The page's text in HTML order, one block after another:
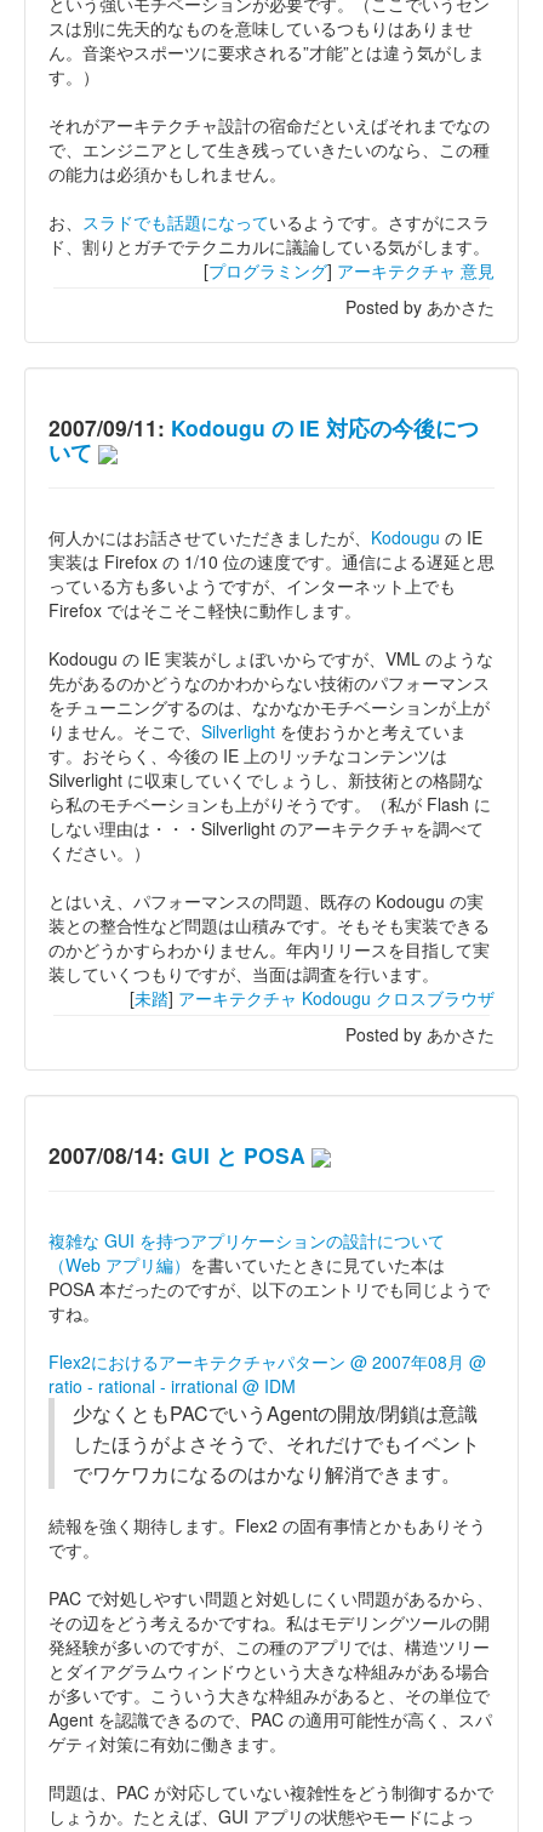
スは別に先天的なものを意味しているつもりはありませ
ん。音楽やスポーツに要求される”才能”とは違う気がしま
す。）
それがアーキテクチャ設計の宿命だといえばそれまでなの
で、エンジニアとして生き残っていきたいのなら、この種
の能力は必須かもしれません。
お、 スラドでも話題になっているようです。さすがにスラ
ド、割りとガチでテクニカルに議論している気がします。
[プログラミング] アーキテクチャ 意見
Posted by あかさた
2007/09/11: Kodougu の IE 対応の今後につ
いて
何人かにはお話させていただきましたが、 Kodougu の IE
実装は Firefox の 1/10 位の速度です。通信による遅延と思
っている方も多いようですが、インターネット上でも
Firefox ではそこそこ軽快に動作します。
Kodougu の IE 実装がしょぼいからですが、VML のような
先があるのかどうなのかわからない技術のパフォーマンス
をチューニングするのは、なかなかモチベーションが上が
りません。そこで、 Silverlight を使おうかと考えていま
す。おそらく、今後の IE 上のリッチなコンテンツは
Silverlight に収束していくでしょうし、新技術との格闘な
ら私のモチベーションも上がりそうです。（私が Flash に
しない理由は・・・Silverlight のアーキテクチャを調べて
ください。）
とはいえ、パフォーマンスの問題、既存の Kodougu の実
装との整合性など問題は山積みです。そもそも実装できる
のかどうかすらわかりません。年内リリースを目指して実
装していくつもりですが、当面は調査を行います。
[未踏] アーキテクチャ Kodougu クロスブラウザ
Posted by あかさた
2007/08/14: GUI と POSA
複雑な GUI を持つアプリケーションの設計について
（Web アプリ編） を書いていたときに見ていた本は
POSA 本だったのですが、以下のエントリでも同じようで
すね。
Flex2におけるアーキテクチャパターン @ 2007年08月 @
ratio - rational - irrational @ IDM
少なくともPACでいうAgentの開放/閉鎖は意識
したほうがよさそうで、それだけでもイベント
でワケワカになるのはかなり解消できます。
続報を強く期待します。Flex2 の固有事情とかもありそう
です。
PAC で対処しやすい問題と対処しにくい問題があるから、
その辺をどう考えるかですね。私はモデリングツールの開
発経験が多いのですが、この種のアプリでは、構造ツリー
とダイアグラムウィンドウという大きな枠組みがある場合
が多いです。こういう大きな枠組みがあると、その単位で
Agent を認識できるので、PAC の適用可能性が高く、スパ
ゲティ対策に有効に働きます。
問題は、PAC が対応していない複雑性をどう制御するかで
しょうか。たとえば、GUI アプリの状態やモードによっ